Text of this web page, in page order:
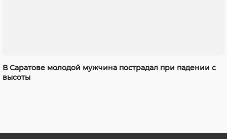
В Саратове молодой мужчина пострадал при падении с
высоты